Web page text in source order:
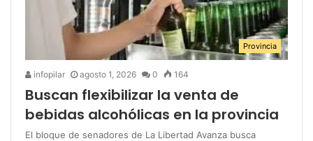
Provincia
infopilar agosto 1, 2026 0 164
Buscan flexibilizar la venta de
bebidas alcohólicas en la provincia
El bloque de senadores de La Libertad Avanza busca